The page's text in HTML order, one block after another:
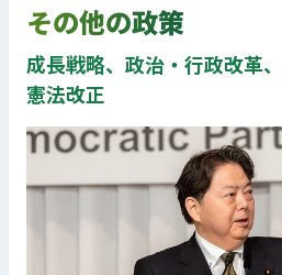
その他の政策
成長戦略、政治・行政改革、
憲法改正